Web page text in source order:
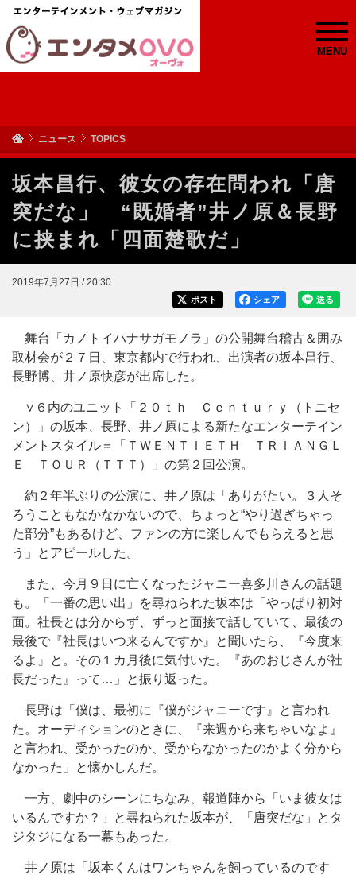
MENU
ニュース TOPICS
坂本昌行、彼女の存在問われ「唐
突だな」 “既婚者”井ノ原＆長野
に挟まれ「四面楚歌だ」
2019年7月27日 / 20:30
送る
シェア
ポスト
舞台「カノトイハナサガモノラ」の公開舞台稽古＆囲み
取材会が２７日、東京都内で行われ、出演者の坂本昌行、
長野博、井ノ原快彦が出席した。
∨６内のユニット「２０ｔｈ Ｃｅｎｔｕｒｙ（トニセ
ン）」の坂本、長野、井ノ原による新たなエンターテイン
メントスタイル＝「ＴＷＥＮＴＩＥＴＨ ＴＲＩＡＮＧＬ
Ｅ ＴＯＵＲ（ＴＴＴ）」の第２回公演。
約２年半ぶりの公演に、井ノ原は「ありがたい。３人そ
ろうこともなかなかないので、ちょっと“やり過ぎちゃっ
た部分”もあるけど、ファンの方に楽しんでもらえると思
う」とアピールした。
また、今月９日に亡くなったジャニー喜多川さんの話題
も。「一番の思い出」を尋ねられた坂本は「やっぱり初対
面。社長とは分からず、ずっと面接で話していて、最後の
最後で『社長はいつ来るんですか』と聞いたら、『今度来
るよ』と。その１カ月後に気付いた。『あのおじさんが社
長だった』って…」と振り返った。
長野は「僕は、最初に『僕がジャニーです』と言われ
た。オーディションのときに、『来週から来ちゃいなよ』
と言われ、受かったのか、受からなかったのかよく分から
なかった」と懐かしんだ。
一方、劇中のシーンにちなみ、報道陣から「いま彼女は
いるんですか？」と尋ねられた坂本が、「唐突だな」とタ
ジタジになる一幕もあった。
井ノ原は「坂本くんはワンちゃんを飼っているのです